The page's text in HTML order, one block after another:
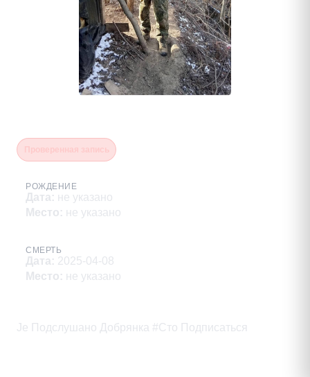
РОЖДЕНИЕ
Дата: не указано
Место: не указано
СМЕРТЬ
Дата: 2025-04-08
Место: не указано
Je Подслушано Добрянка #Сто Подписаться